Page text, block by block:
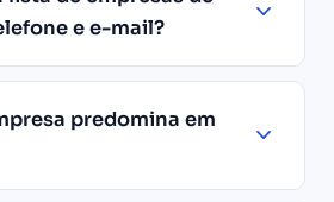
e e-mail?
predomina em